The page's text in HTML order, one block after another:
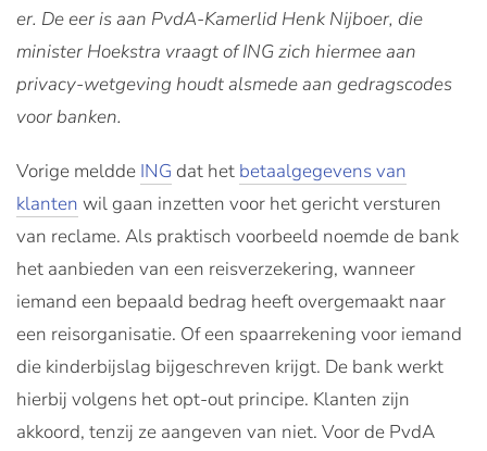
er. De eer is aan PvdA-Kamerlid Henk Nijboer, die
minister Hoekstra vraagt of ING zich hiermee aan
privacy-wetgeving houdt alsmede aan gedragscodes
voor banken.
Vorige meldde ING dat het betaalgegevens van
klanten wil gaan inzetten voor het gericht versturen
van reclame. Als praktisch voorbeeld noemde de bank
het aanbieden van een reisverzekering, wanneer
iemand een bepaald bedrag heeft overgemaakt naar
een reisorganisatie. Of een spaarrekening voor iemand
die kinderbijslag bijgeschreven krijgt. De bank werkt
hierbij volgens het opt-out principe. Klanten zijn
akkoord, tenzij ze aangeven van niet. Voor de PvdA